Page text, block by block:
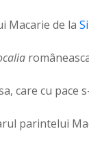
Macarie de la
care cu pace
parintelui